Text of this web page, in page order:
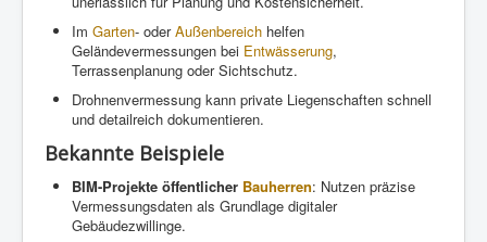
Im Garten- oderAußenbereich helfen
Geländevermessungen bei Entwässerung,
Terrassenplanung oder Sichtschutz.
Drohnenvermessung kann private Liegenschaften schnell
und detailreich dokumentieren.
Bekannte Beispiele
BIM-Projekte öffentlicher Bauherren: Nutzen präzise
Vermessungsdaten als Grundlage digitaler
Gebäudezwillinge.